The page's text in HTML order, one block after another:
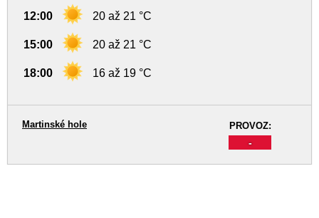
12:00 20 až 21 °C
15:00 20 až 21 °C
18:00 16 až 19 °C
PROVOZ:
-
Martinské hole